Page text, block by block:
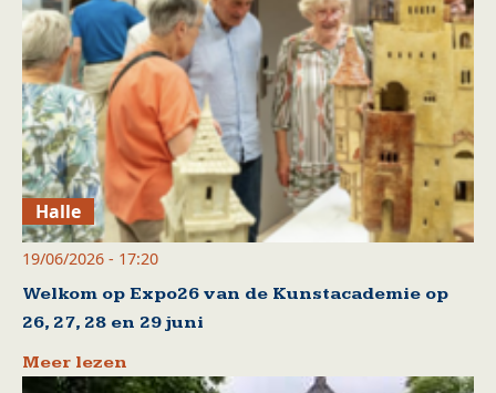
Halle
19/06/2026 - 17:20
Welkom op Expo26 van de Kunstacademie op
26, 27, 28 en 29 juni
Meer lezen